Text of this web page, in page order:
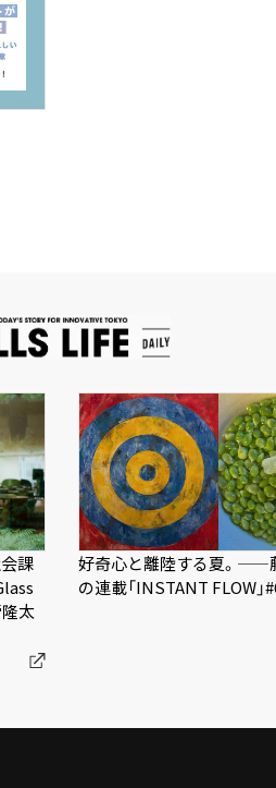
課
太
好奇心と離陸する夏。——
の連載「INSTANT FLOW」